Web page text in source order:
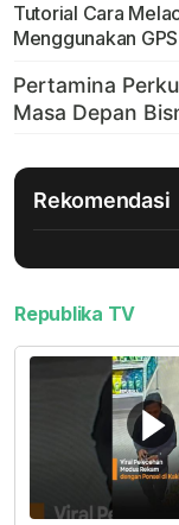
Tutorial Cara
Menggunakan GPS
Rekomendasi
Republika TV